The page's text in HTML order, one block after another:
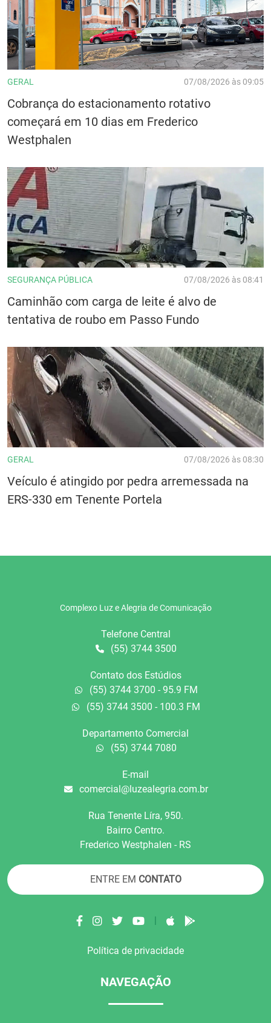
GERAL 07/08/2026 às 09:05
Cobrança do estacionamento rotativo
começará em 10 dias em Frederico
Westphalen
SEGURANÇA PÚBLICA 07/08/2026 às 08:41
Caminhão com carga de leite é alvo de
tentativa de roubo em Passo Fundo
GERAL 07/08/2026 às 08:30
Veículo é atingido por pedra arremessada na
ERS-330 em Tenente Portela
Complexo Luz e Alegria de Comunicação
Telefone Central
(55) 3744 3500
Contato dos Estúdios
(55) 3744 3700 - 95.9 FM
(55) 3744 3500 - 100.3 FM
Departamento Comercial
(55) 3744 7080
E-mail
comercial@luzealegria.com.br
Rua Tenente Líra, 950.
Bairro Centro.
Frederico Westphalen - RS
ENTRE EM CONTATO
Política de privacidade
NAVEGAÇÃO